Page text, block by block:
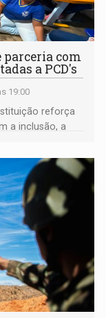
parceria com
a PCD's
19:00
reforça
a inclusão, a